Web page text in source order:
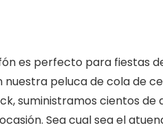
es perfecto para fiestas
peluca de cola de
suministramos cientos de
Sea cual sea el